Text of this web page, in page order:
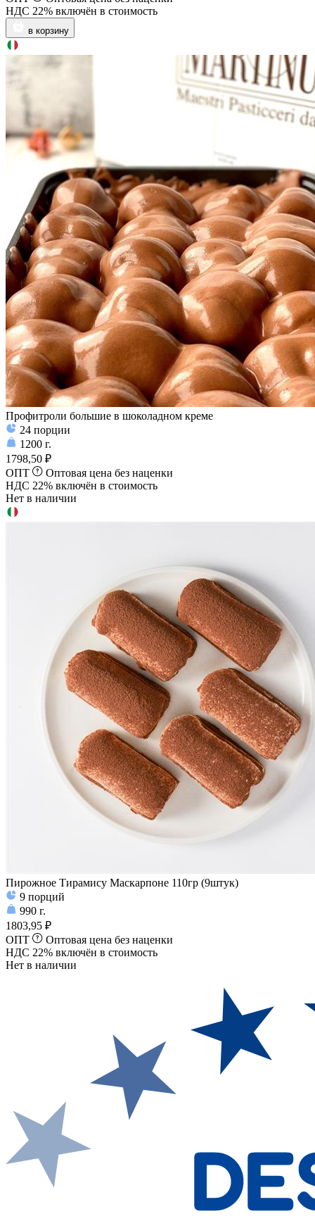
НДС 22% включён в стоимость
в корзину
Профитроли большие в шоколадном креме
24 порции
1200 г.
1798,50 ₽
ОПТ
Оптовая цена без наценки
НДС 22% включён в стоимость
Нет в наличии
Пирожное Тирамису Маскарпоне 110гр (9штук)
9 порций
990 г.
1803,95 ₽
ОПТ
Оптовая цена без наценки
НДС 22% включён в стоимость
Нет в наличии